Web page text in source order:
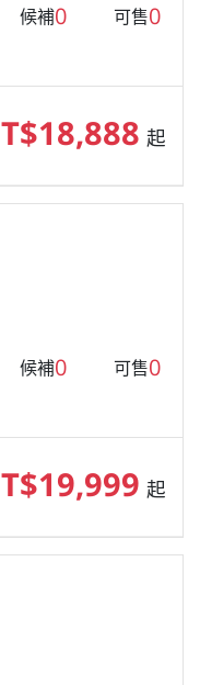
候補0 可售0
起
候補0 可售0
起